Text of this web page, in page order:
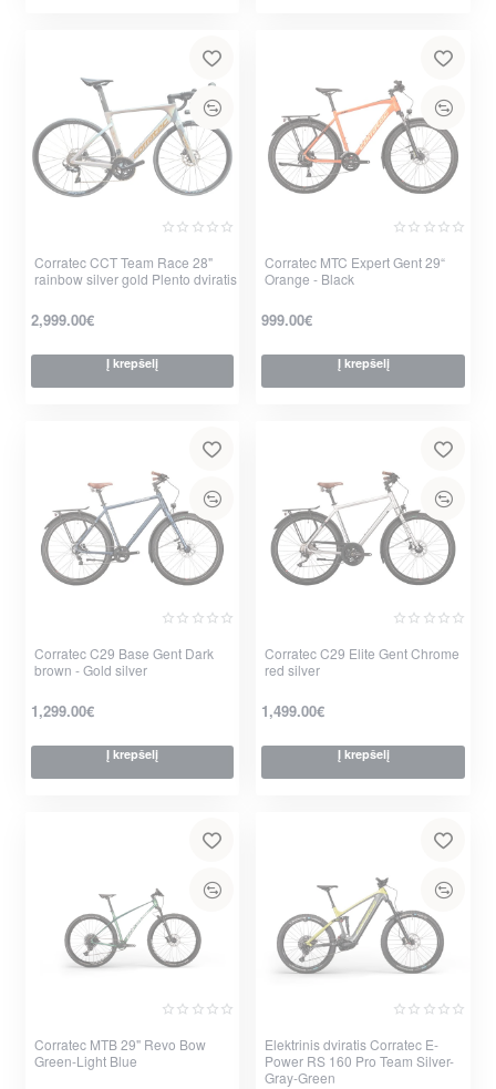
Corratec CCT Team Race 28"
rainbow silver gold Plento dviratis
2,999.00€
Į krepšelį
Corratec MTC Expert Gent 29“
Orange - Black
999.00€
Į krepšelį
Corratec C29 Base Gent Dark
brown - Gold silver
1,299.00€
Į krepšelį
Corratec C29 Elite Gent Chrome
red silver
1,499.00€
Į krepšelį
-10%
Corratec MTB 29" Revo Bow
Green-Light Blue
-26%
Elektrinis dviratis Corratec E-
Power RS 160 Pro Team Silver-
Gray-Green